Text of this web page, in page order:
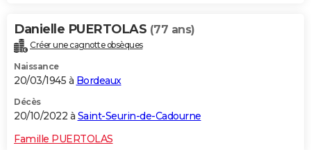
Danielle PUERTOLAS (77 ans)
Créer une cagnotte obsèques
Naissance
20/03/1945 à Bordeaux
Décès
20/10/2022 à Saint-Seurin-de-Cadourne
Famille PUERTOLAS